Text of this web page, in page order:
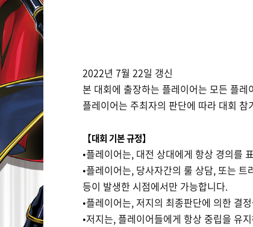
2022년 7월 22일 갱신
본 대회에 출장하는 플레이어는 모든 플
플레이어는 주최자의 판단에 따라 대회
【대회 기본 규정】
•플레이어는, 대전 상대에게 항상 경의를
•플레이어는, 당사자간의 룰 상담,또는 트
등이 발생한 시점에서만 가능합니다.
•플레이어는, 저지의 최종판단에 의한 결
•저지는, 플레이어들에게 항상 중립을 유